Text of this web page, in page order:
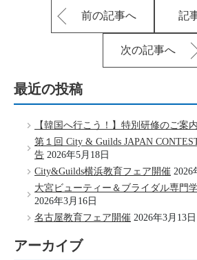
前の記事へ 記
次の記事へ
最近の投稿
【韓国へ行こう！】特別研修のご案内
第１回 City & Guilds JAPAN
告 2026年5月18日
City&Guilds横浜教育フェア開催 2026
大宮ビューティー＆ブライダル専門
2026年3月16日
名古屋教育フェア開催 2026年3月13日
アーカイブ